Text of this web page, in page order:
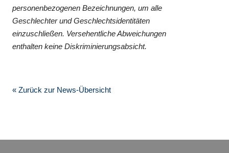
personenbezogenen Bezeichnungen, um alle
Geschlechter und Geschlechtsidentitäten
einzuschließen. Versehentliche Abweichungen
enthalten keine Diskriminierungsabsicht.
« Zurück zur News-Übersicht